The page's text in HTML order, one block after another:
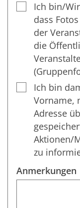
Ich bin/
dass
der
die
Ich bin
Vorname,
Adresse
Aktionen/
zu
Anmerkungen